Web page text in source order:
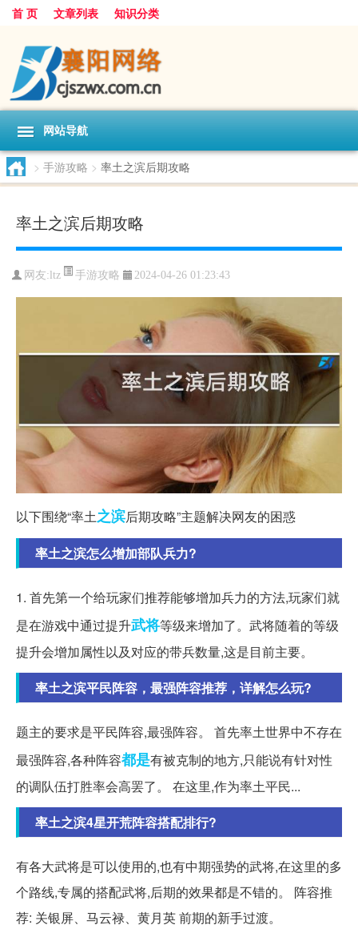
首 页 文章列表 知识分类
网站导航
> 手游攻略 > 率土之滨后期攻略
率土之滨后期攻略
网友: ltz 手游攻略 2024-04-26 01:23:43
以下围绕“率土之滨后期攻略”主题解决网友的困惑
率土之滨怎么增加部队兵力?
1. 首先第一个给玩家们推荐能够增加兵力的方法,玩家们就
是在游戏中通过提升武将等级来增加了。武将随着的等级
提升会增加属性以及对应的带兵数量,这是目前主要。
率土之滨平民阵容，最强阵容推荐，详解怎么玩?
题主的要求是平民阵容,最强阵容。 首先率土世界中不存在
最强阵容,各种阵容都是有被克制的地方,只能说有针对性
的调队伍打胜率会高罢了。 在这里,作为率土平民...
率土之滨4星开荒阵容搭配排行?
有各大武将是可以使用的,也有中期强势的武将,在这里的多
个路线,专属的搭配武将,后期的效果都是不错的。 阵容推
荐: 关银屏、马云禄、黄月英 前期的新手过渡。